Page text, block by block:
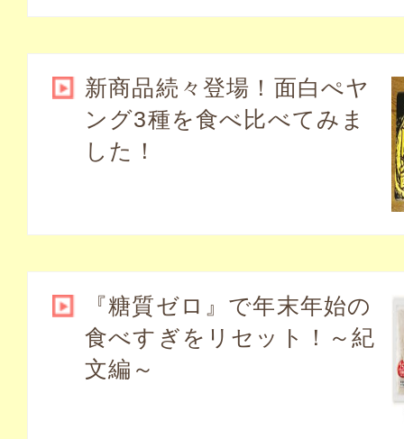
新商品続々登場！面白ぺヤ
ング3種を食べ比べてみま
した！
『糖質ゼロ』で年末年始の
食べすぎをリセット！～紀
文編～